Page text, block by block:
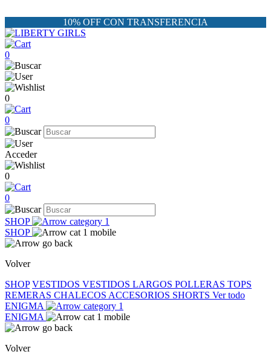
10% OFF CON TRANSFERENCIA
0
0
0
Acceder
0
0
SHOP
SHOP
Volver
SHOP VESTIDOS VESTIDOS LARGOS POLLERAS TOPS
REMERAS CHALECOS ACCESORIOS SHORTS Ver todo
ENIGMA
ENIGMA
Volver